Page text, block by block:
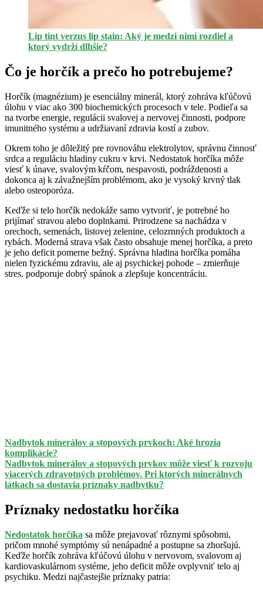
Lip tint verzus lip stain: Aký je medzi nimi rozdiel a
ktorý vydrží dlhšie?
Čo je horčík a prečo ho potrebujeme?
Horčík (magnézium) je esenciálny minerál, ktorý zohráva kľúčovú
úlohu v viac ako 300 biochemických procesoch v tele. Podieľa sa
na tvorbe energie, regulácii svalovej a nervovej činnosti, podpore
imunitného systému a udržiavaní zdravia kostí a zubov.
Okrem toho je dôležitý pre rovnováhu elektrolytov, správnu činnosť
srdca a reguláciu hladiny cukru v krvi. Nedostatok horčíka môže
viesť k únave, svalovým kŕčom, nespavosti, podráždenosti a
dokonca aj k závažnejším problémom, ako je vysoký krvný tlak
alebo osteoporóza.
Keďže si telo horčík nedokáže samo vytvoriť, je potrebné ho
prijímať stravou alebo doplnkami. Prirodzene sa nachádza v
orechoch, semenách, listovej zelenine, celozrnných produktoch a
rybách. Moderná strava však často obsahuje menej horčíka, a preto
je jeho deficit pomerne bežný. Správna hladina horčíka pomáha
nielen fyzickému zdraviu, ale aj psychickej pohode – zmierňuje
stres, podporuje dobrý spánok a zlepšuje koncentráciu.
Nadbytok minerálov a stopových prvkoch: Aké hrozia
komplikácie?
Nadbytok minerálov a stopových prvkov môže viesť k rozvoju
viacerých zdravotných problémov. Pri ktorých minerálnych
látkach sa dostavia príznaky nadbytku?
Príznaky nedostatku horčíka
Nedostatok horčíka sa môže prejavovať rôznymi spôsobmi,
pričom mnohé symptómy sú nenápadné a postupne sa zhoršujú.
Keďže horčík zohráva kľúčovú úlohu v nervovom, svalovom aj
kardiovaskulárnom systéme, jeho deficit môže ovplyvniť telo aj
psychiku. Medzi najčastejšie príznaky patria: